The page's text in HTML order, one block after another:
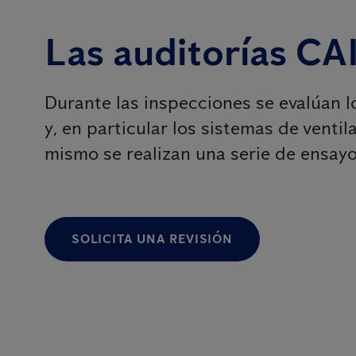
Las auditorías
Durante las inspecciones se evalúan
y, en particular los sistemas de
mismo se realizan una serie de
SOLICITA UNA REVISIÓN